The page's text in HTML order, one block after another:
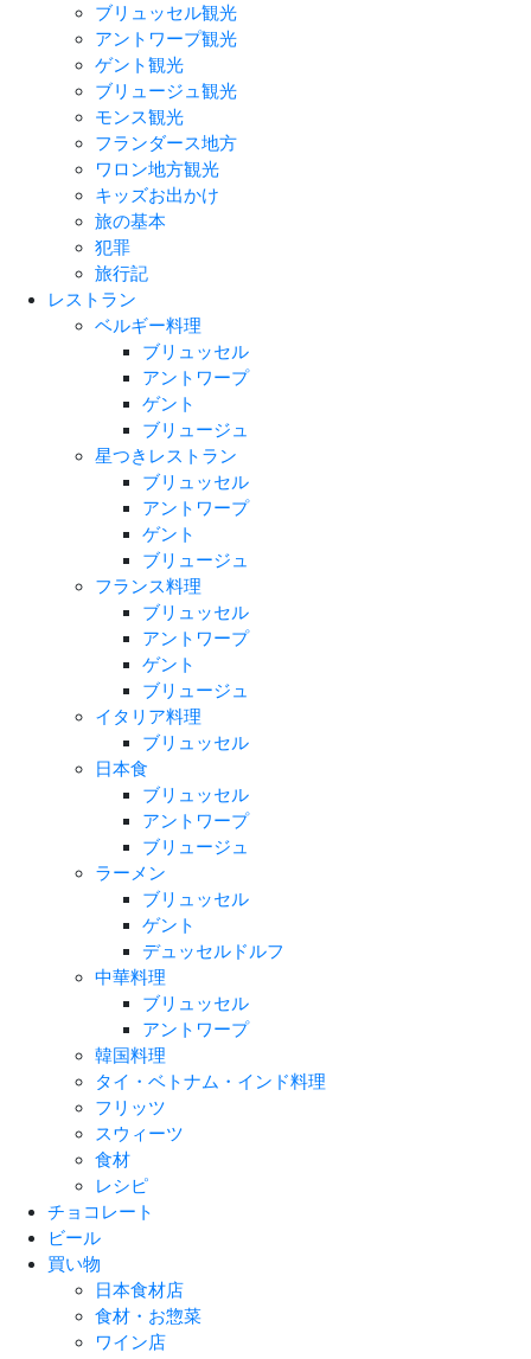
ブリュッセル観光
アントワープ観光
ゲント観光
ブリュージュ観光
モンス観光
フランダース地方
ワロン地方観光
キッズお出かけ
旅の基本
犯罪
旅行記
レストラン
ベルギー料理
ブリュッセル
アントワープ
ゲント
ブリュージュ
星つきレストラン
ブリュッセル
アントワープ
ゲント
ブリュージュ
フランス料理
ブリュッセル
アントワープ
ゲント
ブリュージュ
イタリア料理
ブリュッセル
日本食
ブリュッセル
アントワープ
ブリュージュ
ラーメン
ブリュッセル
ゲント
デュッセルドルフ
中華料理
ブリュッセル
アントワープ
韓国料理
タイ・ベトナム・インド料理
フリッツ
スウィーツ
食材
レシピ
チョコレート
ビール
買い物
日本食材店
食材・お惣菜
ワイン店